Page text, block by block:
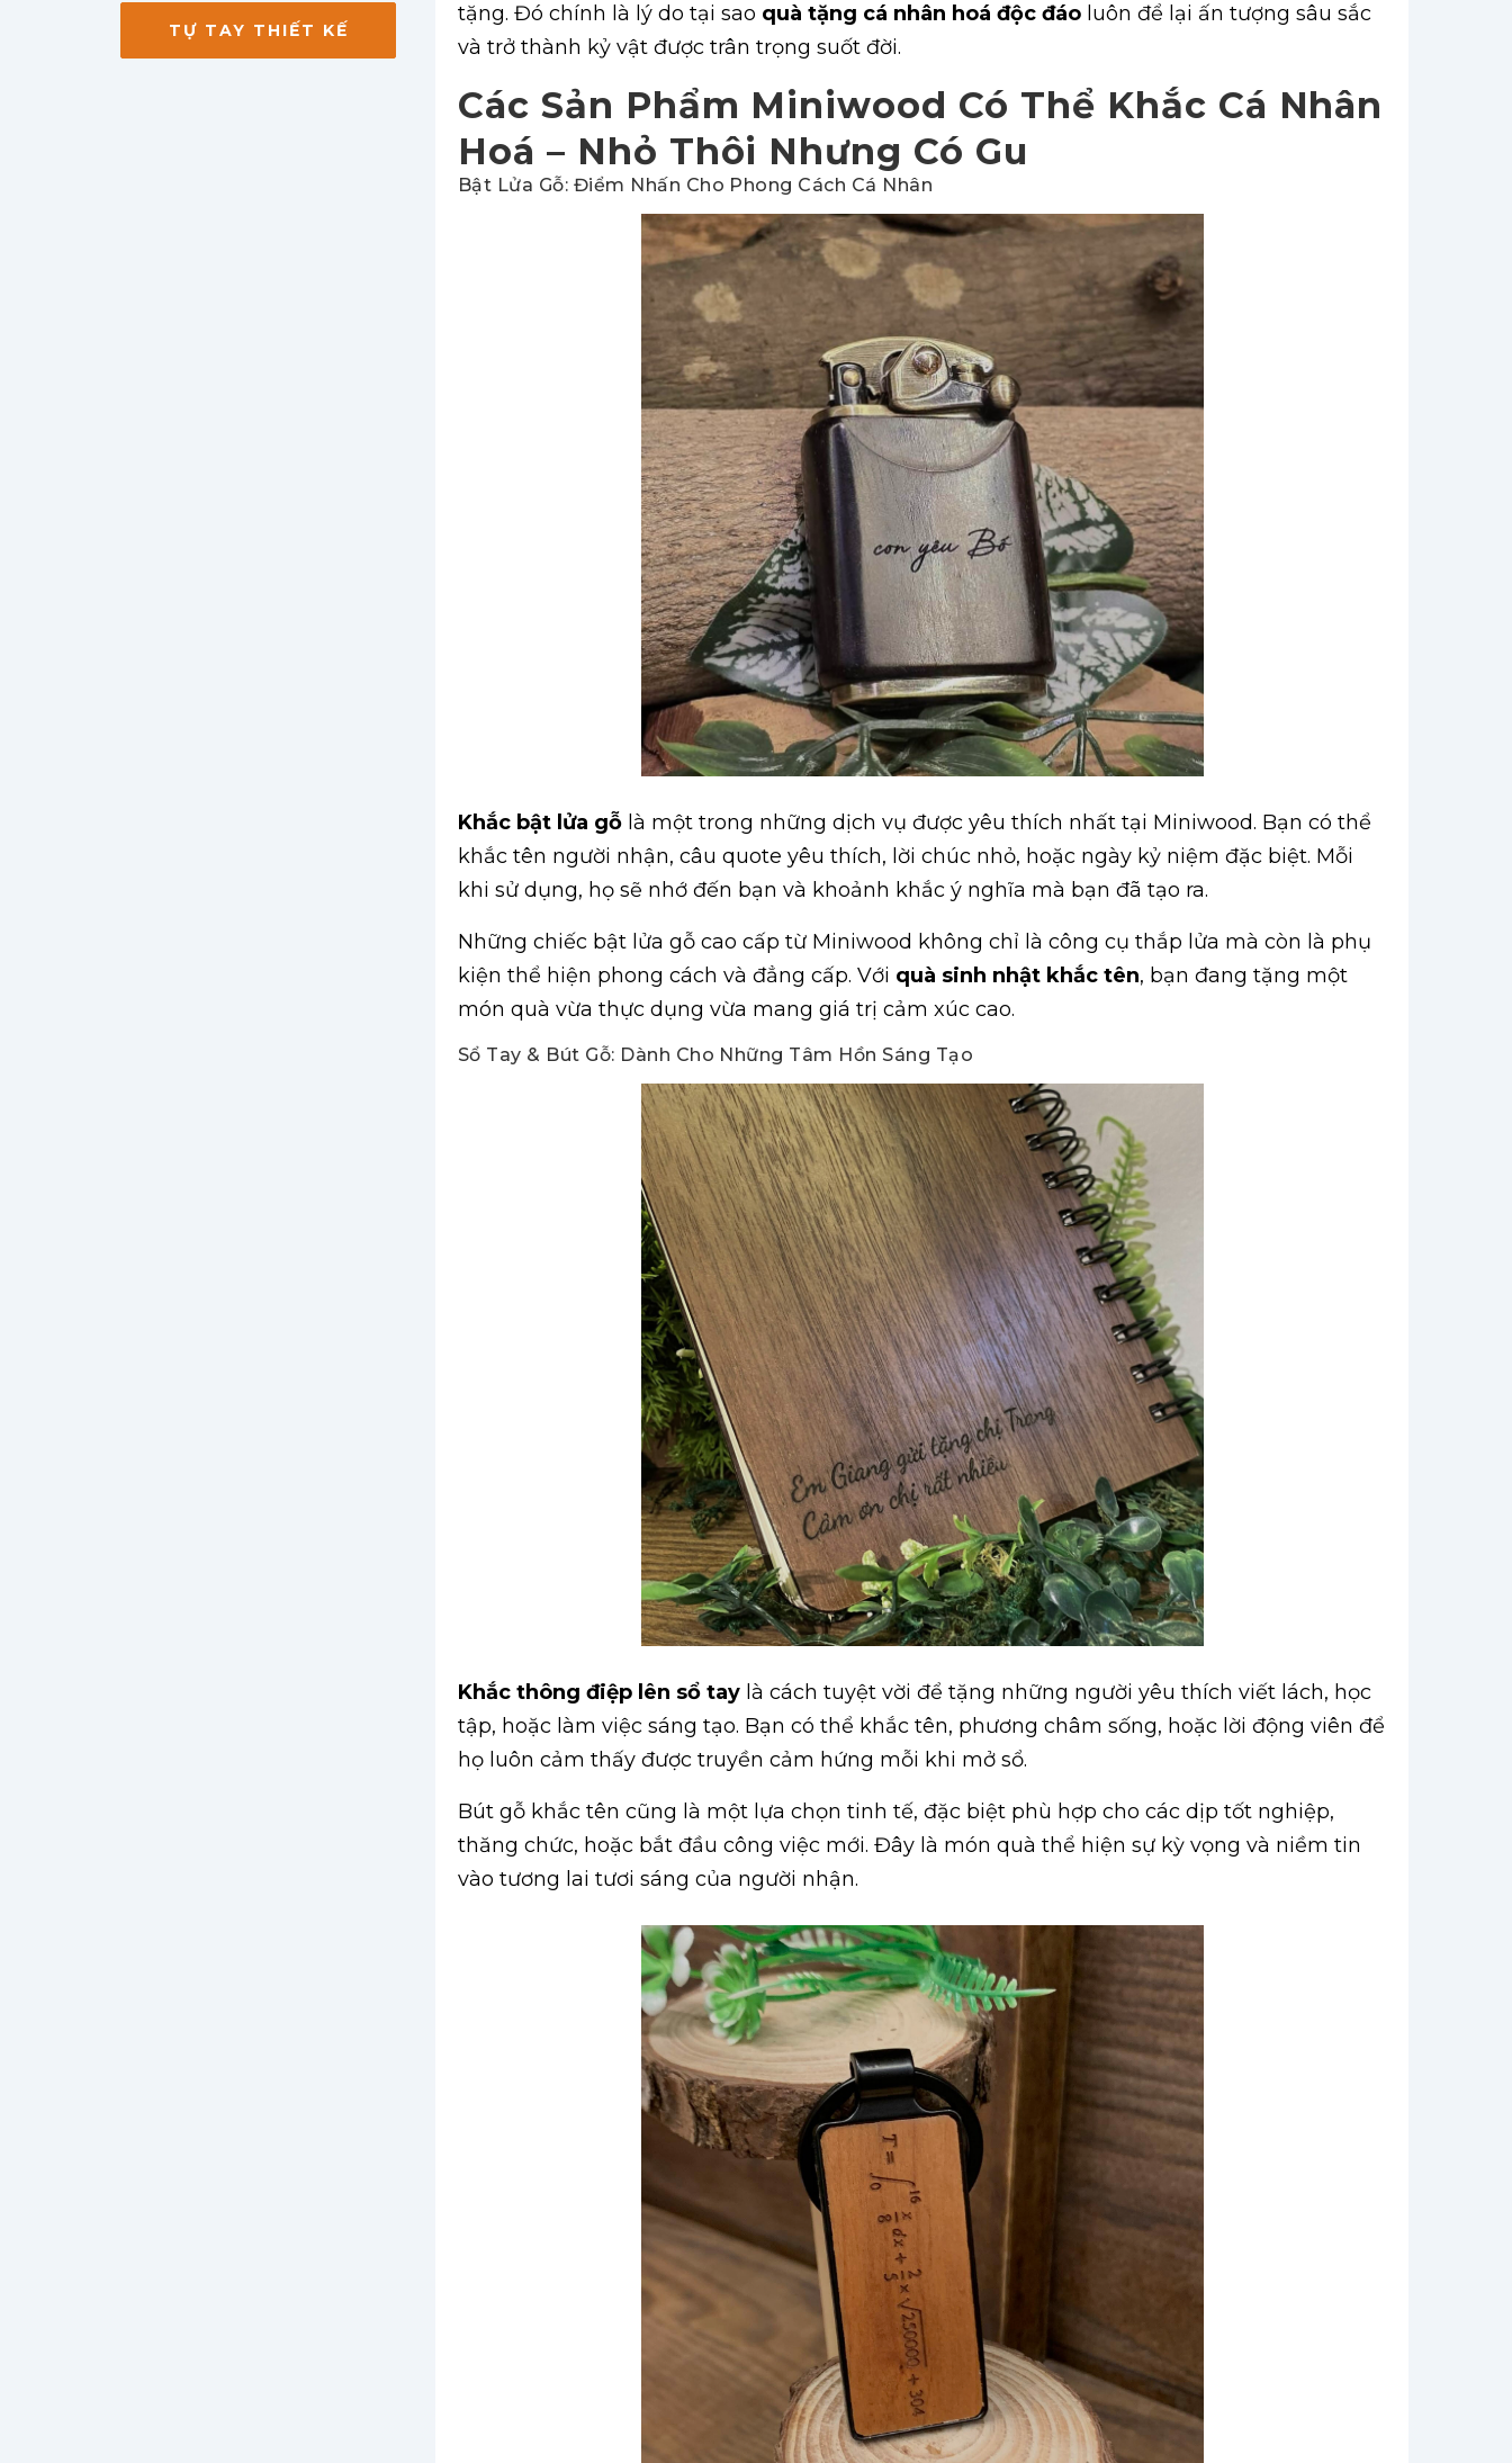
TỰ TAY THIẾT KẾ
tặng. Đó chính là lý do tại sao quà tặng cá nhân hoá độc đáo luôn để lại ấn tượng sâu sắc
và trở thành kỷ vật được trân trọng suốt đời.
Các Sản Phẩm Miniwood Có Thể Khắc Cá Nhân
Hoá – Nhỏ Thôi Nhưng Có Gu
Bật Lửa Gỗ: Điểm Nhấn Cho Phong Cách Cá Nhân
Khắc bật lửa gỗ là một trong những dịch vụ được yêu thích nhất tại Miniwood. Bạn có thể
khắc tên người nhận, câu quote yêu thích, lời chúc nhỏ, hoặc ngày kỷ niệm đặc biệt. Mỗi
khi sử dụng, họ sẽ nhớ đến bạn và khoảnh khắc ý nghĩa mà bạn đã tạo ra.
Những chiếc bật lửa gỗ cao cấp từ Miniwood không chỉ là công cụ thắp lửa mà còn là phụ
kiện thể hiện phong cách và đẳng cấp. Với quà sinh nhật khắc tên, bạn đang tặng một
món quà vừa thực dụng vừa mang giá trị cảm xúc cao.
Sổ Tay & Bút Gỗ: Dành Cho Những Tâm Hồn Sáng Tạo
Khắc thông điệp lên sổ tay là cách tuyệt vời để tặng những người yêu thích viết lách, học
tập, hoặc làm việc sáng tạo. Bạn có thể khắc tên, phương châm sống, hoặc lời động viên để
họ luôn cảm thấy được truyền cảm hứng mỗi khi mở sổ.
Bút gỗ khắc tên cũng là một lựa chọn tinh tế, đặc biệt phù hợp cho các dịp tốt nghiệp,
thăng chức, hoặc bắt đầu công việc mới. Đây là món quà thể hiện sự kỳ vọng và niềm tin
vào tương lai tươi sáng của người nhận.